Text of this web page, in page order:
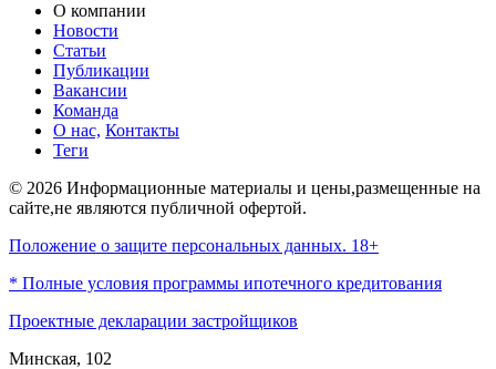
О компании
Новости
Статьи
Публикации
Вакансии
Команда
О нас, Контакты
Теги
© 2026 Информационные материалы и цены,размещенные на
сайте,не являются публичной офертой.
Положение о защите персональных данных. 18+
* Полные условия программы ипотечного кредитования
Проектные декларации застройщиков
Минская, 102